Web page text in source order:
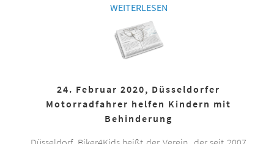
WEITERLESEN
24. Februar 2020, Düsseldorfer
Motorradfahrer helfen Kindern mit
Behinderung